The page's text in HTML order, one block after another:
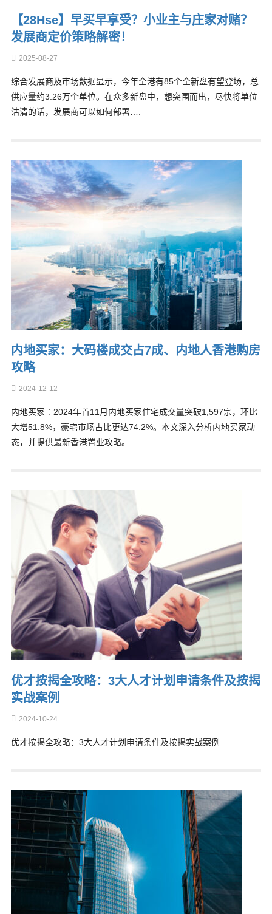
【28Hse】早买早享受？小业主与庄家对赌？
发展商定价策略解密！
2025-08-27
综合发展商及市场数据显示，今年全港有85个全新盘有望登场，总
供应量约3.26万个单位。在众多新盘中，想突围而出，尽快将单位
沽清的话，发展商可以如何部署….
内地买家：大码楼成交占7成、内地人香港购房
攻略
2024-12-12
内地买家︰2024年首11月内地买家住宅成交量突破1,597宗，环比
大增51.8%，豪宅市场占比更达74.2%。本文深入分析内地买家动
态，并提供最新香港置业攻略。
优才按揭全攻略：3大人才计划申请条件及按揭
实战案例
2024-10-24
优才按揭全攻略：3大人才计划申请条件及按揭实战案例